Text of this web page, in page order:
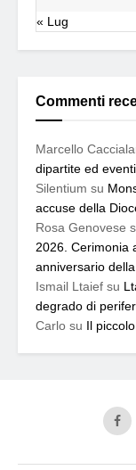
« Lug
Commenti
Marcello
dipartite ed eventi
Silentium su
accuse della
Rosa Genovese
2026. Cerimonia
anniversario
Ismail Ltaief su
degrado di
Carlo su Il